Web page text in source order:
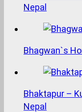
Nepal
Bhagwan`s
Bhaktapur –
Nepal